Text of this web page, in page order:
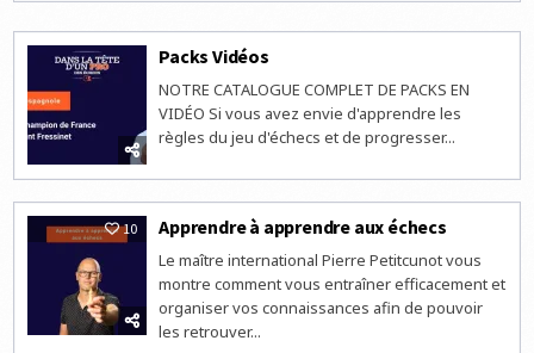
Packs Vidéos
NOTRE CATALOGUE COMPLET DE PACKS EN
VIDÉO Si vous avez envie d'apprendre les
règles du jeu d'échecs et de progresser...
10 Apprendre à apprendre aux échecs
Le maître international Pierre Petitcunot vous
montre comment vous entraîner efficacement et
organiser vos connaissances afin de pouvoir
les retrouver...